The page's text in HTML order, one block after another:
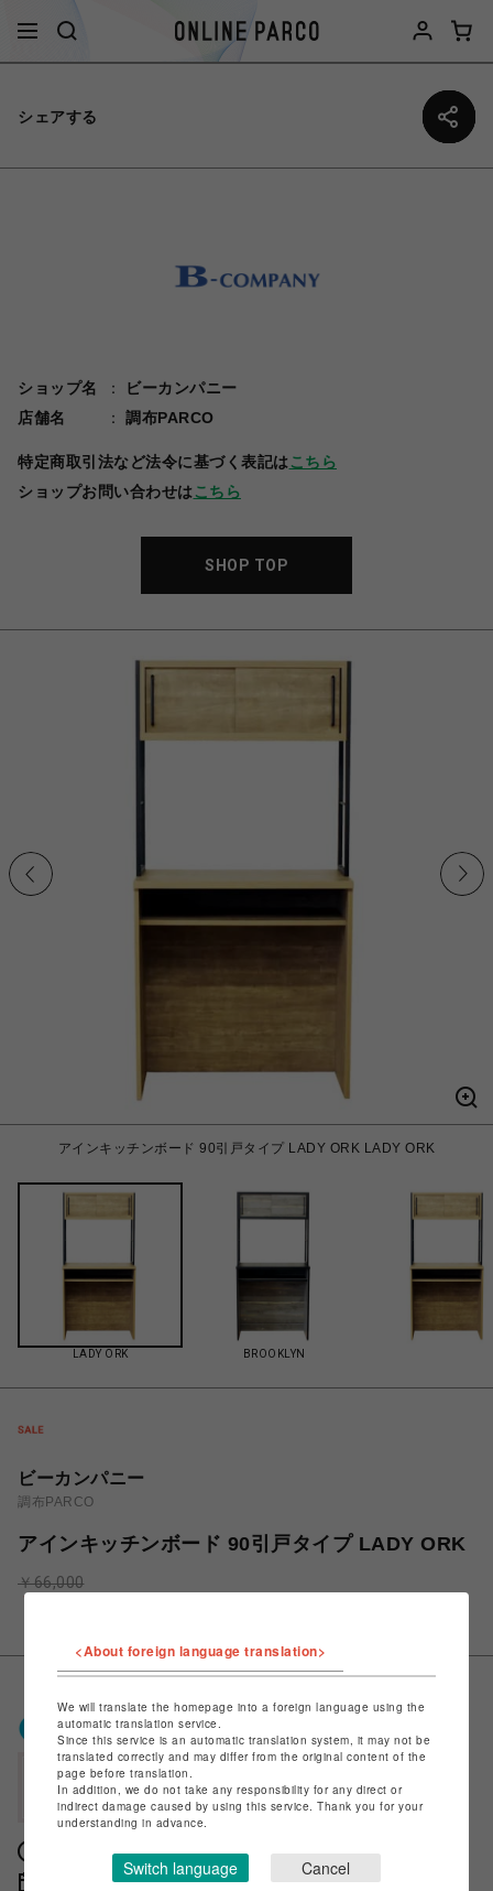
アインキッチンボード 90引戸タイプ LADY ORK LADY ORK
LADY ORK BROOKLYN
ビーカンパニー
調布PARCO
アインキッチンボード 90引戸タイプ LADY ORK
￥66,000
ポケパル払いで 0〜0 ポイント
（1P=1円）※キャンペーン分除く
会員登録後、ポケパル払い初回登録&利用で
最大1,500円分ポイント進呈
獲得ポイントの確認方法はこちら
販売期間 2023年03月16日 11時00分 〜
シェアする
ショップ名
ビーカンパニー
店舗名
調布PARCO
特定商取引法など法令に基づく表記はこちら
ショップお問い合わせはこちら
SHOP TOP
<About foreign language translation>
We will translate the homepage into a foreign language using the
automatic translation service.
Since this service is an automatic translation system, it may not be
translated correctly and may differ from the original content of the
page before translation.
In addition, we do not take any responsibility for any direct or
indirect damage caused by using this service. Thank you for your
understanding in advance.
Switch language Cancel